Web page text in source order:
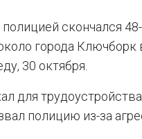
скончался
города Ключборк
30 октября.
для
полицию из-за